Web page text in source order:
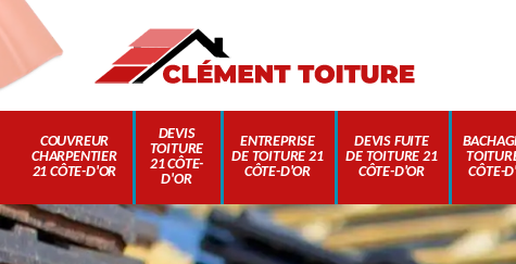
COUVREUR
CHARPENTIER
21 CÔTE-D'OR
DEVIS
TOITURE
21 CÔTE-
D'OR
ENTREPRISE
DE TOITURE 21
CÔTE-D'OR
DEVIS FUITE
DE TOITURE 21
CÔTE-D'OR
CÔTE-